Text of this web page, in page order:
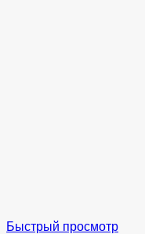
Быстрый просмотр